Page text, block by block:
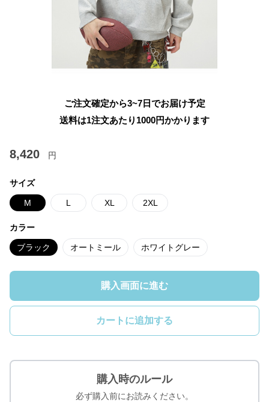
ご注文確定から3~7日でお届け予定
送料は1注文あたり 1000円かかります
8,420 円
サイズ
M L XL 2XL
カラー
ブラック オートミール ホワイトグレー
購入画面に進む
カートに追加する
購入時のルール
必ず購入前にお読みください。